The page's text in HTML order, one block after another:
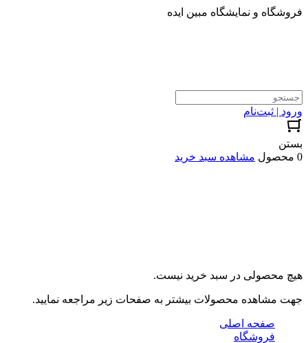
فروشگاه و نمایشگاه مبین ایده
ورود | ثبت‌نام
بستن
0 محصول
مشاهده سبد خرید
هیچ محصولی در سبد خرید نیست.
جهت مشاهده محصولات بیشتر به صفحات زیر مراجعه نمایید.
صفحه اصلی
فروشگاه